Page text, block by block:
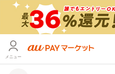
メニュー